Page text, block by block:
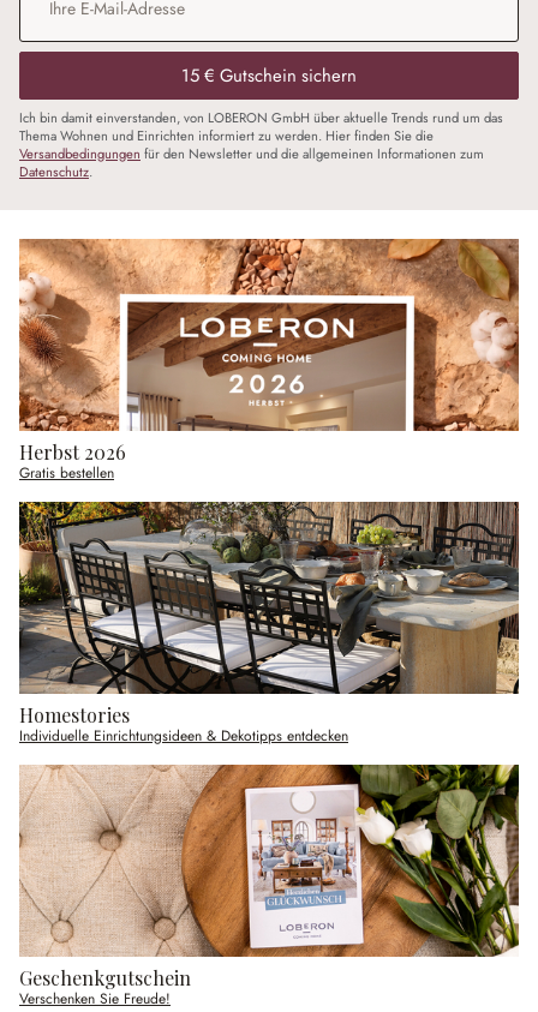
15 € Gutschein sichern
Ich bin damit einverstanden, von LOBERON GmbH über aktuelle Trends rund um das
Thema Wohnen und Einrichten informiert zu werden. Hier finden Sie die
Versandbedingungen für den Newsletter und die allgemeinen Informationen zum
Datenschutz.
Herbst 2026
Gratis bestellen
Homestories
Individuelle Einrichtungsideen & Dekotipps entdecken
Geschenkgutschein
Verschenken Sie Freude!